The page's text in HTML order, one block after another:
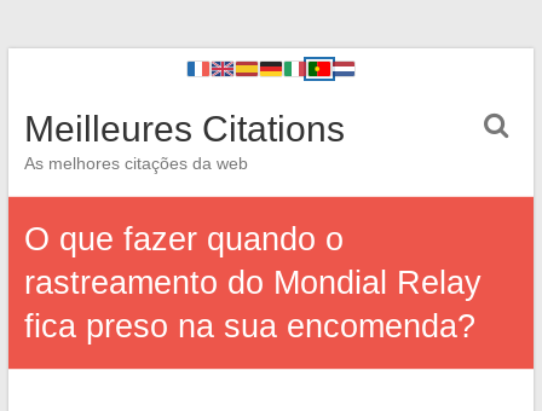
Meilleures Citations
As melhores citações da web
O que fazer quando o
rastreamento do Mondial Relay
fica preso na sua encomenda?